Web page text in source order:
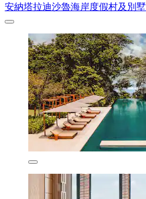
安納塔拉迪沙魯海岸度假村及別墅